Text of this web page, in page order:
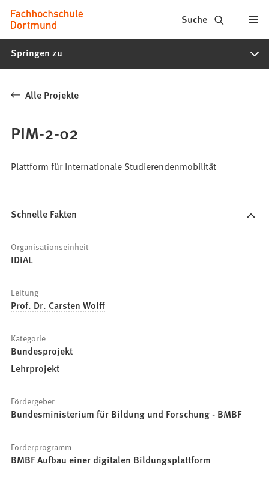
Inhalt anspringen
Fachhochschule
Dortmund
-
Studiengänge,
Bewerbung
Suche
Springen zu
Alle Projekte
PIM-2-02
Plattform für Internationale Studierendenmobilität
Schnelle Fakten
Organisationseinheit
IDiAL
Leitung
Prof. Dr. Carsten Wolff
Kategorie
Bundesprojekt
Lehrprojekt
Fördergeber
Bundesministerium für Bildung und Forschung - BMBF
Förderprogramm
BMBF Aufbau einer digitalen Bildungsplattform